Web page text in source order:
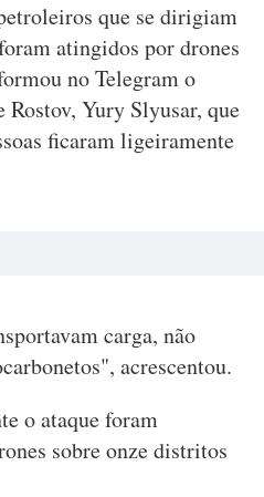
que se dirigiam
atingidos por drones
no Telegram o
Rostov, Yury Slyusar, que
ficaram ligeiramente
carga, não
acrescentou.
o ataque foram
sobre onze distritos